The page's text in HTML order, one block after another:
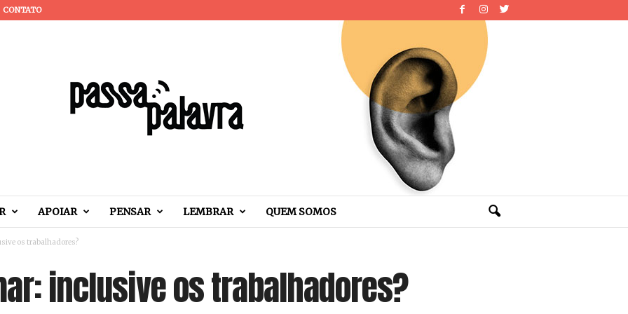
CONTATO
APOIAR PENSAR LEMBRAR QUEM SOMOS
os trabalhadores?
inclusive os trabalhadores?